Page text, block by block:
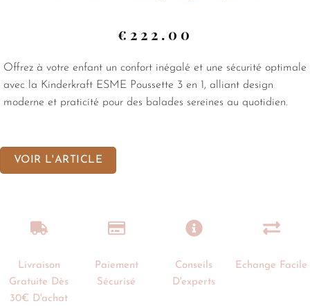
€ 222.00
Offrez à votre enfant un confort inégalé et une sécurité optimale
avec la Kinderkraft ESME Poussette 3 en 1, alliant design
moderne et praticité pour des balades sereines au quotidien.
VOIR L'ARTICLE
Livraison
Gratuite Dès
30€ D'achat
Paiement
Sécurisé
Conseils
D'experts
Echange Facile